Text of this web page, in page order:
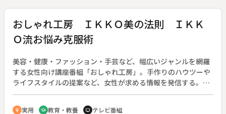
操」、ネオ山工業大学コンビの「就活一直線・ＯＢ訪問」、な
つかし洋楽ノリの「喫茶８０’ｓ」、粋な大将が握る「はじめて
の寿司」をおくる。
おしゃれ工房 ＩＫＫＯ美の法則 ＩＫＫ
Ｏ流お悩み克服術
美容・健康・ファッション・手芸など、幅広いジャンルを網羅
する女性向け講座番組「おしゃれ工房」。手作りのハウツーや
ライフスタイルの提案など、女性が求める情報を発信する。
（１９９３年４月５日～２０１０年３月２４日放送）◆この回
は、美容家のＩＫＫＯが登場する「ＩＫＫＯ・美の法則」の２
emoji_objects 実用 school 教育・教養 tv テレビ番組